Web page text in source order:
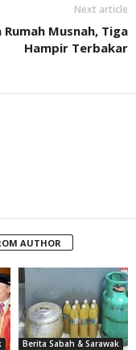
Next article
Rumah Musnah, Tiga
Hampir Terbakar
AUTHOR
Berita Sabah & Sarawak